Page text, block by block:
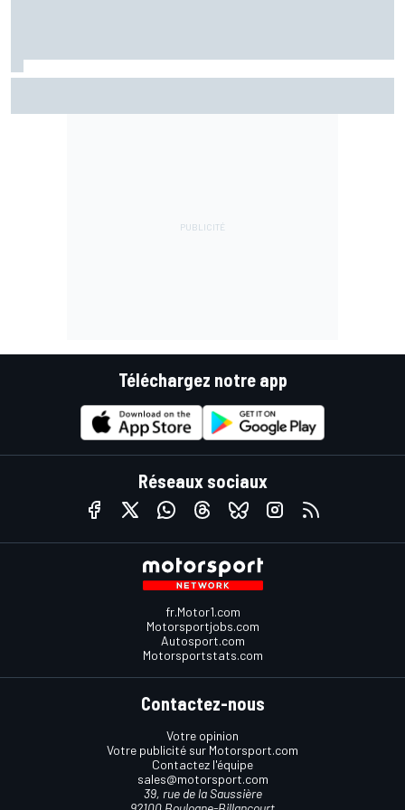
Téléchargez notre app
Réseaux sociaux
fr.Motor1.com
Motorsportjobs.com
Autosport.com
Motorsportstats.com
Contactez-nous
Votre opinion
Votre publicité sur Motorsport.com
Contactez l'équipe
sales@motorsport.com
39, rue de la Saussière